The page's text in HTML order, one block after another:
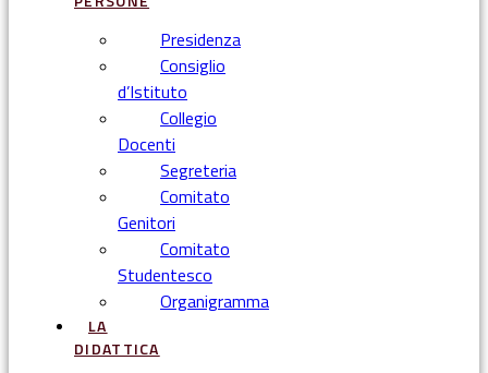
Presidenza
Consiglio
d’Istituto
Collegio
Docenti
Segreteria
Comitato
Genitori
Comitato
Studentesco
Organigramma
LA
DIDATTICA